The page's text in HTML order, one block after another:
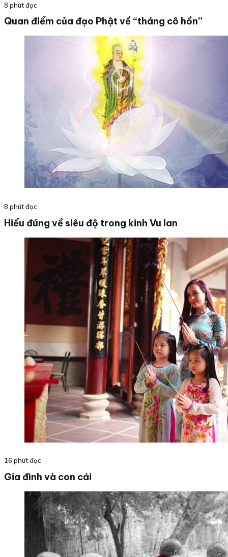
8 phút đọc
Quan điểm của đạo Phật về “tháng cô hồn”
8 phút đọc
Hiểu đúng về siêu độ trong kinh Vu lan
16 phút đọc
Gia đình và con cái